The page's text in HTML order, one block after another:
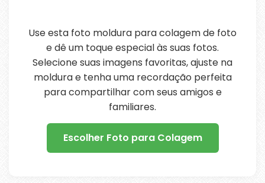
Use esta foto moldura para colagem de foto
e dê um toque especial às suas fotos.
Selecione suas imagens favoritas, ajuste na
moldura e tenha uma recordação perfeita
para compartilhar com seus amigos e
familiares.
Escolher Foto para Colagem